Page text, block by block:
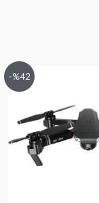
%42-